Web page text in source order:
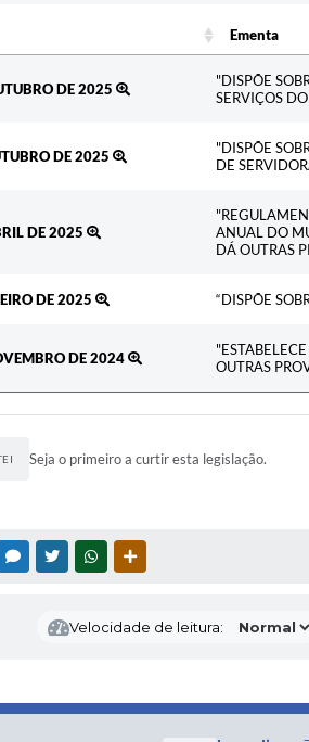
Ementa
DE 2025
"DISPÕE
SERVIÇOS
DE 2025
"DISPÕE
DE
DE 2025
ANUAL DO
DÁ OUTRAS
DE 2025 “DISPÕE
DE 2024
OUTRAS
Seja o primeiro a curtir esta legislação.
MESSENGER
TWITTERWHATSAPP
Velocidade de leitura: